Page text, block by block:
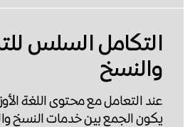
التكامل السلس
والنسخ
عند التعامل مع محتوى اللغة
يكون الجمع بين خدمات النسخ